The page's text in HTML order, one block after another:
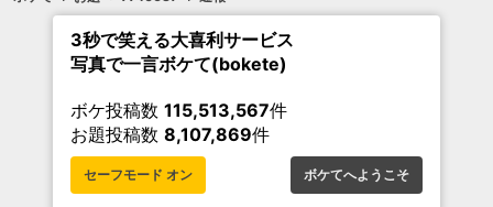
3秒で笑える大喜利サービス
写真で一言ボケて(bokete)
ボケ投稿数 115,513,567件
お題投稿数 8,107,869件
セーフモード オン ボケてへようこそ